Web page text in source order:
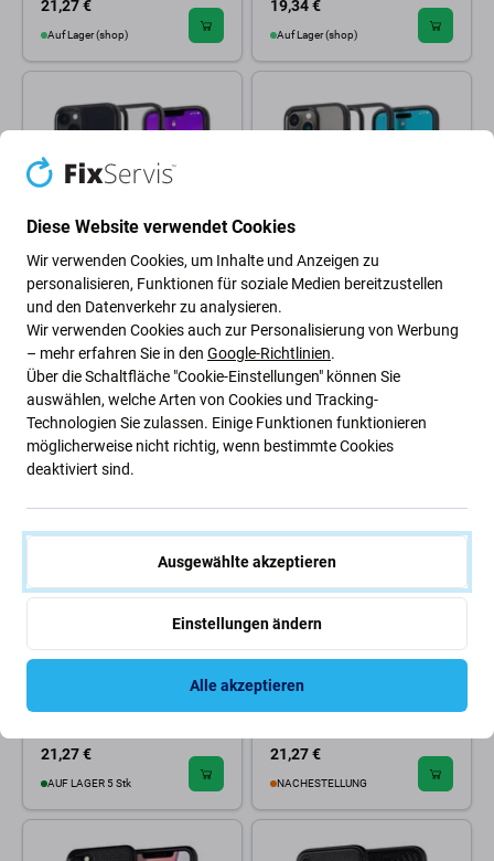
21,27 €
Auf Lager (shop)
19,34 €
Auf Lager (shop)
Spigen
Spigen - Hülle Ultra Hybrid für
iPhone 14 Plus, Frost Black
7,73 €
Auf Lager (shop)
Spigen
Spigen - Hülle Ultra Hybrid für
iPhone 14 Pro, Matte Black
18,36 €
Auf Lager (shop)
Spigen - Hülle Ultra Hybrid für
21,27 €
AUF LAGER 5 Stk
Spigen - Hülle Rugged Armor
21,27 €
NACHESTELLUNG
Diese Website verwendet Cookies
Wir verwenden Cookies, um Inhalte und Anzeigen zu
personalisieren, Funktionen für soziale Medien bereitzustellen
und den Datenverkehr zu analysieren.
Wir verwenden Cookies auch zur Personalisierung von Werbung
– mehr erfahren Sie in den Google-Richtlinien.
Über die Schaltfläche "Cookie-Einstellungen" können Sie
auswählen, welche Arten von Cookies und Tracking-
Technologien Sie zulassen. Einige Funktionen funktionieren
möglicherweise nicht richtig, wenn bestimmte Cookies
deaktiviert sind.
Ausgewählte akzeptieren
Einstellungen ändern
Alle akzeptieren